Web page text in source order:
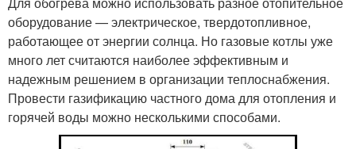
оборудование — электрическое, твердотопливное,
работающее от энергии солнца. Но газовые котлы уже
много лет считаются наиболее эффективным и
надежным решением в организации теплоснабжения.
Провести газификацию частного дома для отопления и
горячей воды можно несколькими способами.